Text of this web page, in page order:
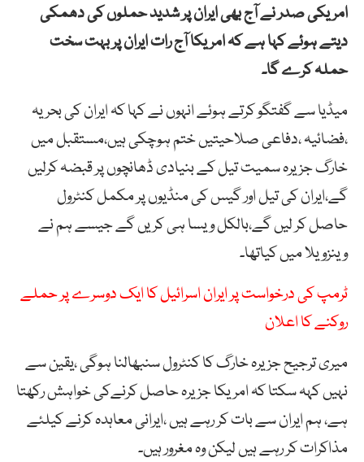
امریکی صدر نے آج بھی ایران پر شدید حملوں کی دھمکی
دیتے ہوئے کہا ہے کہ امریکا آج رات ایران پر بہت سخت
حملہ کرے گا۔
میڈیا سے گفتگو کرتے ہوئے انہوں نے کہا کہ ایران کی بحریہ
،فضائیہ ،دفاعی صلاحیتیں ختم ہوچکی ہیں،مستقبل میں
خارگ جزیرہ سمیت تیل کے بنیادی ڈھانچوں پر قبضہ کرلیں
گے،ایران کی تیل اور گیس کی منڈیوں پر مکمل کنٹرول
حاصل کر لیں گے،بالکل ویسا ہی کریں گے جیسے ہم نے
وینزویلا میں کیاتھا۔
ٹرمپ کی درخواست پر ایران اسرائیل کا ایک دوسرے پر حملے
روکنے کا اعلان
میری ترجیح جزیرہ خارگ کا کنٹرول سنبھالنا ہوگی ،یقین سے
نہیں کہہ سکتا کہ امریکا جزیرہ حاصل کرنےکی خواہش رکھتا
ہے، ہم ایران سے بات کر رہے ہیں ،ایرانی معاہدہ کرنے کیلئے
مذاکرات کر رہے ہیں لیکن وہ مغرور ہیں۔